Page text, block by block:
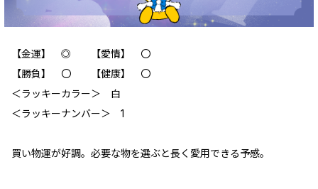
【金運】 ◎ 【愛情】 〇
【勝負】 〇 【健康】 〇
＜ラッキーカラー＞ 白
＜ラッキーナンバー＞ 1
買い物運が好調。必要な物を選ぶと長く愛用できる予感。